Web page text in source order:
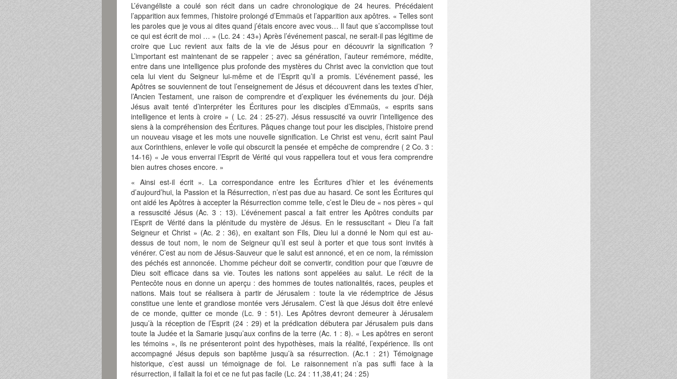
L’évangéliste a coulé son récit dans un cadre chronologique de 24 heures. Précédaient
l’apparition aux femmes, l’histoire prolongé d’Emmaüs et l’apparition aux apôtres. « Telles sont
les paroles que je vous ai dites quand j’étais encore avec vous… Il faut que s’accomplisse tout
ce qui est écrit de moi … » (Lc. 24 : 43+) Après l’événement pascal, ne serait-il pas légitime de
croire que Luc revient aux faits de la vie de Jésus pour en découvrir la signification ?
L’important est maintenant de se rappeler ; avec sa génération, l’auteur remémore, médite,
entre dans une intelligence plus profonde des mystères du Christ avec la conviction que tout
cela lui vient du Seigneur lui-même et de l’Esprit qu’il a promis. L’événement passé, les
Apôtres se souviennent de tout l’enseignement de Jésus et découvrent dans les textes d’hier,
l’Ancien Testament, une raison de comprendre et d’expliquer les événements du jour. Déjà
Jésus avait tenté d’interpréter les Écritures pour les disciples d’Emmaüs, « esprits sans
intelligence et lents à croire » ( Lc. 24 : 25-27). Jésus ressuscité va ouvrir l’intelligence des
siens à la compréhension des Écritures. Pâques change tout pour les disciples, l’histoire prend
un nouveau visage et les mots une nouvelle signification. Le Christ est venu, écrit saint Paul
aux Corinthiens, enlever le voile qui obscurcit la pensée et empêche de comprendre ( 2 Co. 3 :
14-16) « Je vous enverrai l’Esprit de Vérité qui vous rappellera tout et vous fera comprendre
bien autres choses encore. »
« Ainsi est-il écrit ». La correspondance entre les Écritures d’hier et les événements
d’aujourd’hui, la Passion et la Résurrection, n’est pas due au hasard. Ce sont les Écritures qui
ont aidé les Apôtres à accepter la Résurrection comme telle, c’est le Dieu de « nos pères » qui
a ressuscité Jésus (Ac. 3 : 13). L’événement pascal a fait entrer les Apôtres conduits par
l’Esprit de Vérité dans la plénitude du mystère de Jésus. En le ressuscitant « Dieu l’a fait
Seigneur et Christ » (Ac. 2 : 36), en exaltant son Fils, Dieu lui a donné le Nom qui est au-
dessus de tout nom, le nom de Seigneur qu’il est seul à porter et que tous sont invités à
vénérer. C’est au nom de Jésus-Sauveur que le salut est annoncé, et en ce nom, la rémission
des péchés est annoncée. L’homme pécheur doit se convertir, condition pour que l’œuvre de
Dieu soit efficace dans sa vie. Toutes les nations sont appelées au salut. Le récit de la
Pentecôte nous en donne un aperçu : des hommes de toutes nationalités, races, peuples et
nations. Mais tout se réalisera à partir de Jérusalem : toute la vie rédemptrice de Jésus
constitue une lente et grandiose montée vers Jérusalem. C’est là que Jésus doit être enlevé
de ce monde, quitter ce monde (Lc. 9 : 51). Les Apôtres devront demeurer à Jérusalem
jusqu’à la réception de l’Esprit (24 : 29) et la prédication débutera par Jérusalem puis dans
toute la Judée et la Samarie jusqu’aux confins de la terre (Ac. 1 : 8). « Les apôtres en seront
les témoins », ils ne présenteront point des hypothèses, mais la réalité, l’expérience. Ils ont
accompagné Jésus depuis son baptême jusqu’à sa résurrection. (Ac.1 : 21) Témoignage
historique, c’est aussi un témoignage de foi. Le raisonnement n’a pas suffi face à la
résurrection, il fallait la foi et ce ne fut pas facile (Lc. 24 : 11,38,41; 24 : 25)